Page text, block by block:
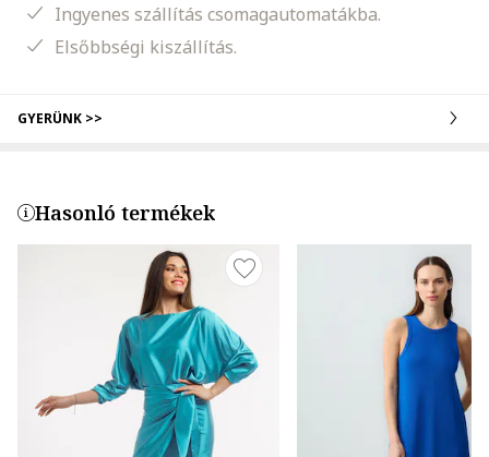
Ingyenes szállítás csomagautomatákba.
Elsőbbségi kiszállítás.
GYERÜNK >>
Hasonló termékek